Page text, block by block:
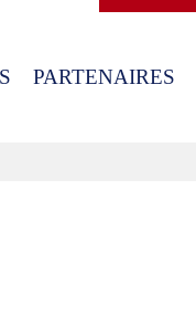
PARTENAIRES